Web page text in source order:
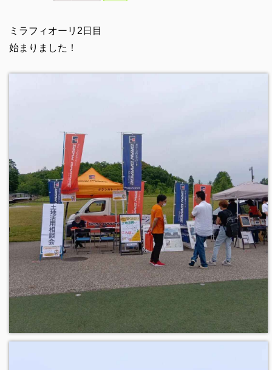
ミラフィオーリ2日目
始まりました！